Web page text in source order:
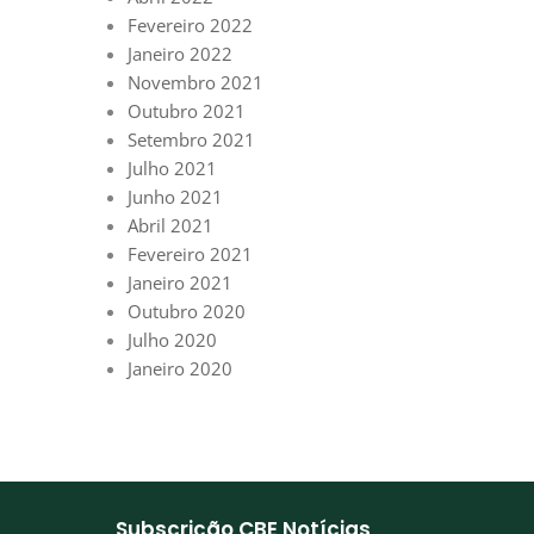
Fevereiro 2022
Janeiro 2022
Novembro 2021
Outubro 2021
Setembro 2021
Julho 2021
Junho 2021
Abril 2021
Fevereiro 2021
Janeiro 2021
Outubro 2020
Julho 2020
Janeiro 2020